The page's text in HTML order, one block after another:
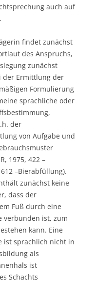
auch auf
findet zunächst
des Anspruchs,
zunächst
der Ermittlung der
Formulierung
sprachliche oder
der
von Aufgabe und
1975, 422 –
612 –Bierabfüllung).
zunächst keine
dass der
Fuß durch eine
verbunden ist, zum
kann. Eine
ist sprachlich nicht in
als
ist
Schachts